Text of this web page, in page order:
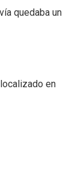
quedaba un
en